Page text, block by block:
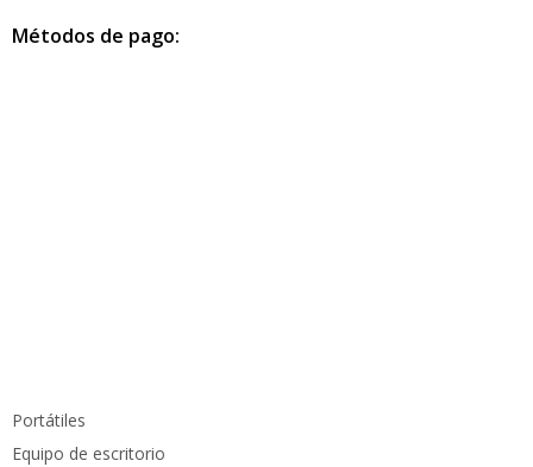
Métodos de pago:
Portátiles
Equipo de escritorio